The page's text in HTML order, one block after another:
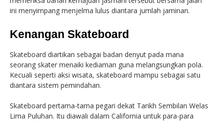
ini menyimpang menjelma lulus diantara jumlah jaminan.
Kenangan Skateboard
Skateboard diartikan sebagai badan denyut pada mana
seorang skater menaiki kediaman guna melangsungkan pola.
Kecuali seperti aksi wisata, skateboard mampu sebagai satu
diantara sistem pemindahan.
Skateboard pertama-tama pegari dekat Tarikh Sembilan Welas
Lima Puluhan. Itu diawali dalam California untuk para-para